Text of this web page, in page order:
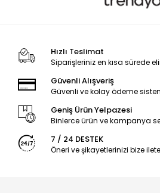
Hızlı Teslimat
Siparişleriniz en kısa sürede
Güvenli Alışveriş
Güvenli ve kolay ödeme
Geniş Ürün Yelpazesi
Binlerce ürün ve kampanya
7 / 24 DESTEK
Öneri ve şikayetlerinizi bize